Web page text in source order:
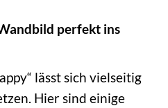
perfekt ins
lässt sich vielseitig
Hier sind einige